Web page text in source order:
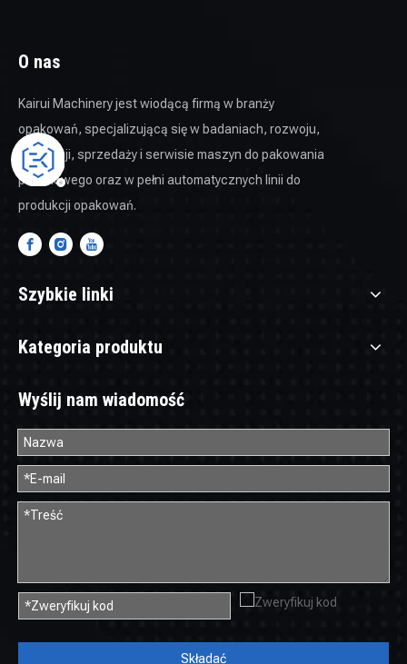
O nas
Kairui Machinery jest wiodącą firmą w branży
opakowań, specjalizującą się w badaniach, rozwoju,
produkcji, sprzedaży i serwisie maszyn do pakowania
próżniowego oraz w pełni automatycznych linii do
produkcji opakowań.
Szybkie linki
Kategoria produktu
Wyślij nam wiadomość
Składać